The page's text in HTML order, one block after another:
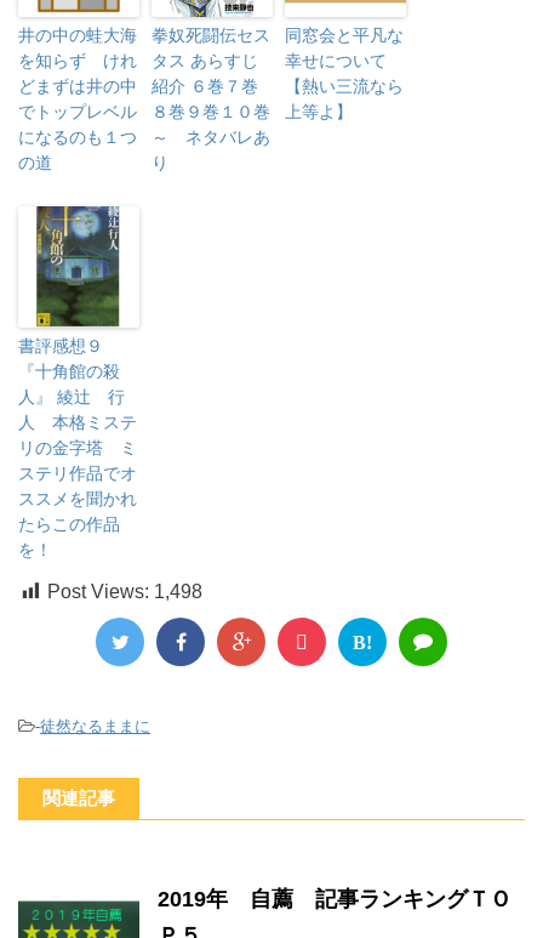
井の中の蛙大海
を知らず けれ
どまずは井の中
でトップレベル
になるのも１つ
の道
拳奴死闘伝セス
タス あらすじ
紹介 ６巻７巻
８巻９巻１０巻
～ ネタバレあ
り
同窓会と平凡な
幸せについて
【熱い三流なら
上等よ】
書評感想９
『十角館の殺
人』 綾辻 行
人 本格ミステ
リの金字塔 ミ
ステリ作品でオ
ススメを聞かれ
たらこの作品
を！
Post Views: 1,498
B!
-徒然なるままに
関連記事
2019年 自薦 記事ランキングＴＯ